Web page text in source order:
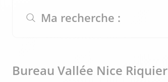
Ma recherche :
Bureau Vallée Nice Riquier